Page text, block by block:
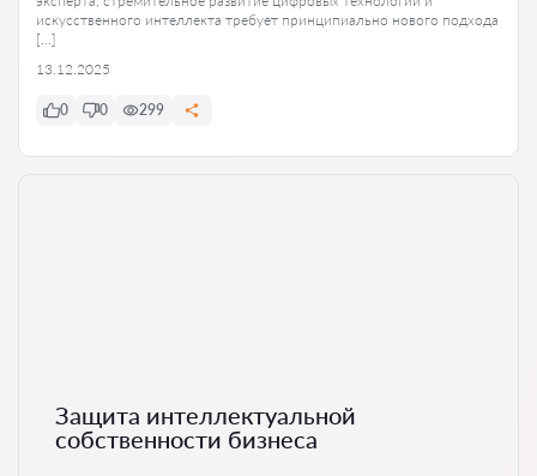
искусственного интеллекта требует принципиально нового подхода
[…]
13.12.2025
0 0 299
Защита интеллектуальной
собственности бизнеса